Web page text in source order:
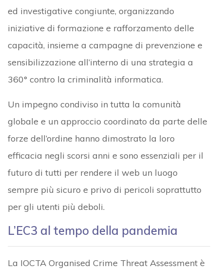
ed investigative congiunte, organizzando
iniziative di formazione e rafforzamento delle
capacità, insieme a campagne di prevenzione e
sensibilizzazione all’interno di una strategia a
360° contro la criminalità informatica.
Un impegno condiviso in tutta la comunità
globale e un approccio coordinato da parte delle
forze dell’ordine hanno dimostrato la loro
efficacia negli scorsi anni e sono essenziali per il
futuro di tutti per rendere il web un luogo
sempre più sicuro e privo di pericoli soprattutto
per gli utenti più deboli.
L’EC3 al tempo della pandemia
La IOCTA Organised Crime Threat Assessment è